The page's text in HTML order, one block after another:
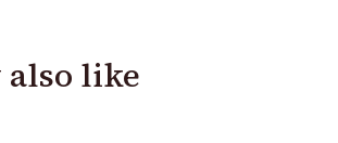
also like